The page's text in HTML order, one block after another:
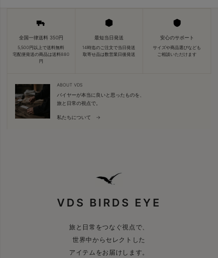
全国一律送料 350円
5,500円以上で送料無料
宅配便発送の商品は送料880
円
最短当日発送
14時迄のご注文で当日発送
取寄せ品は数営業日後発送
安心のサポート
サイズや商品選びなども
ご相談いただけます
ABOUT VDS
バイヤーが本当に良いと思ったものを、
旅と日常の視点で。
私たちについて →
VDS BIRDS EYE
旅と日常をつなぐ視点で、
世界中からセレクトした
アイテムをお届けします。